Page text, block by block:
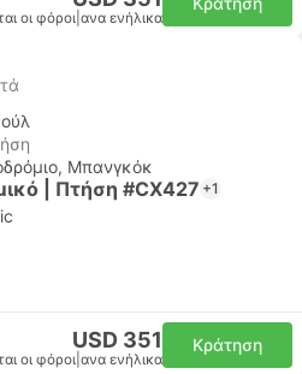
οι φόροι ανα ενήλικα
Μπανγκόκ
| Πτήση #CX427 +1
USD 351
οι φόροι ανα ενήλικα
Κράτηση